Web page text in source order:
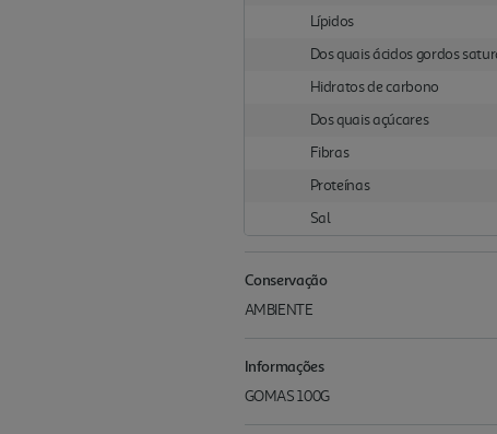
Lípidos
Dos quais ácidos gordos
Hidratos de carbono
Dos quais açúcares
Fibras
Proteínas
Sal
Conservação
AMBIENTE
Informações
GOMAS 100G